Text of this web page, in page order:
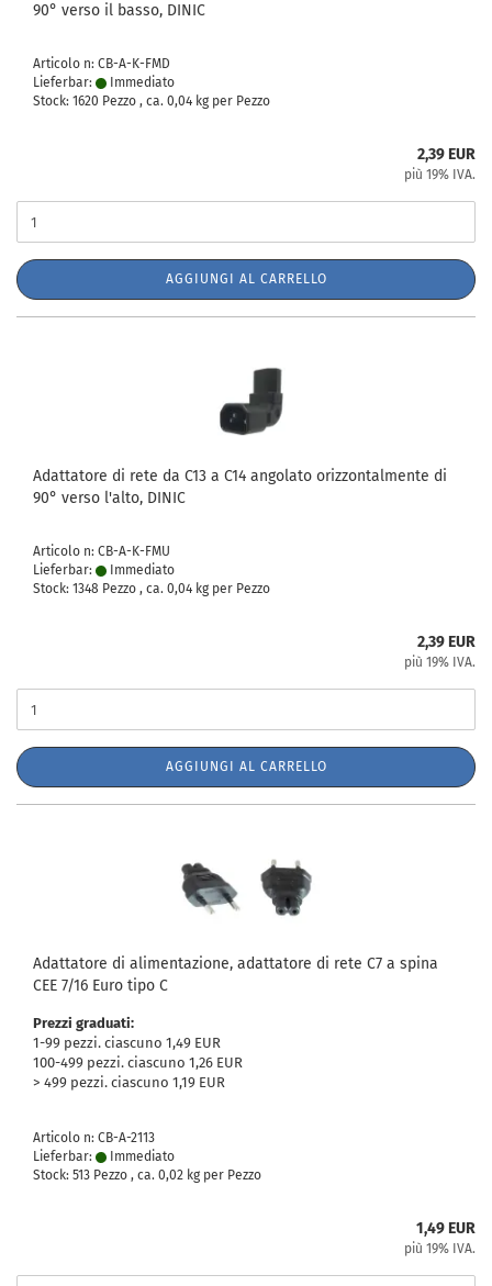
90° verso il basso, DINIC
Articolo n: CB-A-K-FMD
Lieferbar:
Immediato
Stock: 1620 Pezzo , ca. 0,04 kg per Pezzo
2,39 EUR
più 19% IVA.
AGGIUNGI AL CARRELLO
Adattatore di rete da C13 a C14 angolato orizzontalmente di
90° verso l'alto, DINIC
Articolo n: CB-A-K-FMU
Lieferbar:
Immediato
Stock: 1348 Pezzo , ca. 0,04 kg per Pezzo
2,39 EUR
più 19% IVA.
AGGIUNGI AL CARRELLO
Adattatore di alimentazione, adattatore di rete C7 a spina
CEE 7/16 Euro tipo C
Prezzi graduati:
1-99 pezzi. ciascuno 1,49 EUR
100-499 pezzi. ciascuno 1,26 EUR
> 499 pezzi. ciascuno 1,19 EUR
Articolo n: CB-A-2113
Lieferbar:
Immediato
Stock: 513 Pezzo , ca. 0,02 kg per Pezzo
1,49 EUR
più 19% IVA.